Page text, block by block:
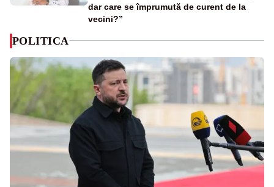
dar care se împrumută de curent de la
vecini?”
POLITICA